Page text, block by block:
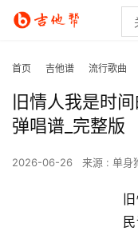
首页 吉他谱 流行歌曲
旧情人我是时
弹唱谱_完整版
2026-06-26 来源 : 单身